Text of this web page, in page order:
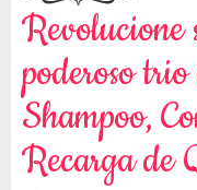
Revolucione
poderoso
Shampoo,
Recarga de